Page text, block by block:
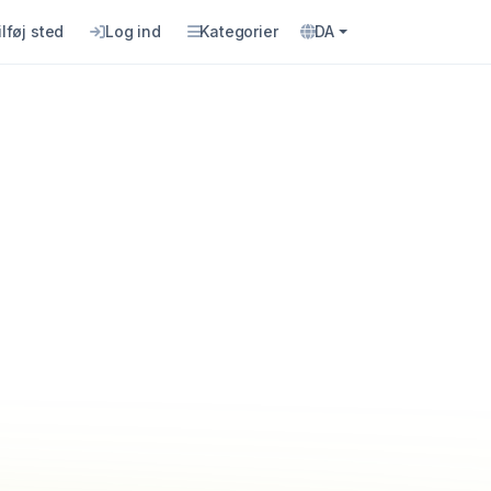
sted Log ind Kategorier DA